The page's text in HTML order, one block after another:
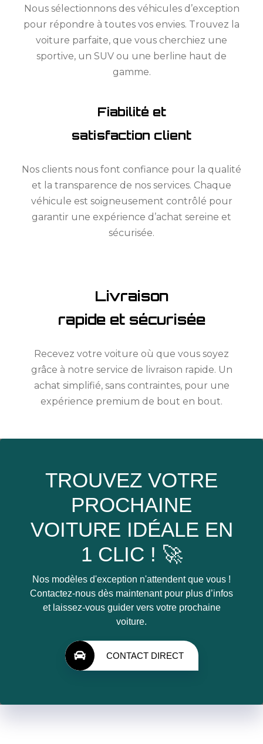
Nous sélectionnons des véhicules d’exception
pour répondre à toutes vos envies. Trouvez la
voiture parfaite, que vous cherchiez une
sportive, un SUV ou une berline haut de
gamme.
Fiabilité et
satisfaction client
Nos clients nous font confiance pour la qualité
et la transparence de nos services. Chaque
véhicule est soigneusement contrôlé pour
garantir une expérience d’achat sereine et
sécurisée.
Livraison
rapide et sécurisée
Recevez votre voiture où que vous soyez
grâce à notre service de livraison rapide. Un
achat simplifié, sans contraintes, pour une
expérience premium de bout en bout.
TROUVEZ VOTRE
PROCHAINE
VOITURE IDÉALE EN
1 CLIC ! 🚀
Nos modèles d'exception n'attendent que vous !
Contactez-nous dès maintenant pour plus d’infos
et laissez-vous guider vers votre prochaine
voiture.
CONTACT DIRECT